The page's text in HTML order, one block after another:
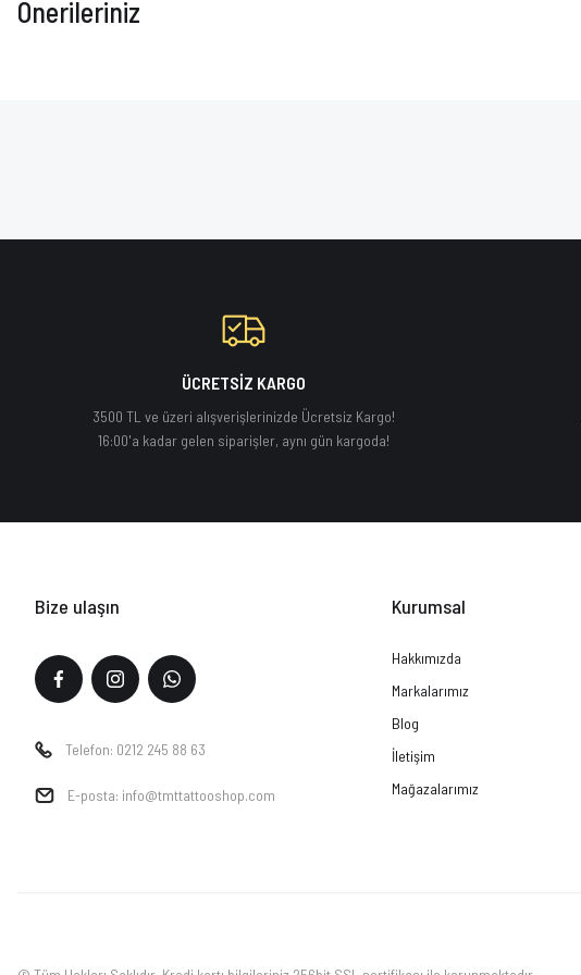
Önerileriniz
ÜCRETSİZ KARGO
3500 TL ve üzeri alışverişlerinizde Ücretsiz Kargo!
16:00'a kadar gelen siparişler, aynı gün kargoda!
Bize ulaşın
Telefon: 0212 245 88 63
E-posta: info@tmttattooshop.com
Kurumsal
Hakkımızda
Markalarımız
Blog
İletişim
Mağazalarımız